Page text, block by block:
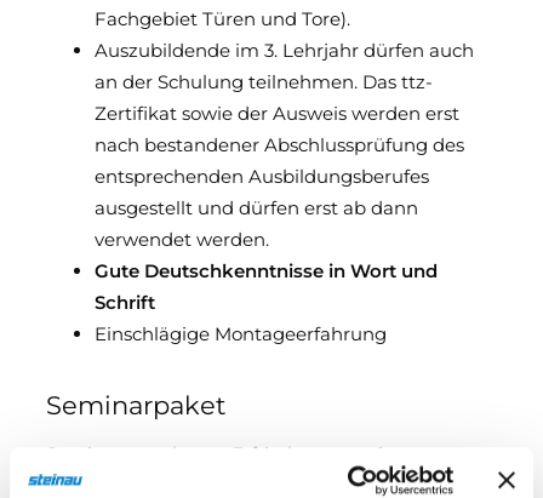
Fachgebiet Türen und Tore).
Auszubildende im 3. Lehrjahr dürfen auch
an der Schulung teilnehmen. Das ttz-
Zertifikat sowie der Ausweis werden erst
nach bestandener Abschlussprüfung des
entsprechenden Ausbildungsberufes
ausgestellt und dürfen erst ab dann
verwendet werden.
Gute Deutschkenntnisse in Wort und
Schrift
Einschlägige Montageerfahrung
Seminarpaket
Seminarunterlagen, Erfrischungen, ein
Mittagessen sowie ein steinau Zertifikat.